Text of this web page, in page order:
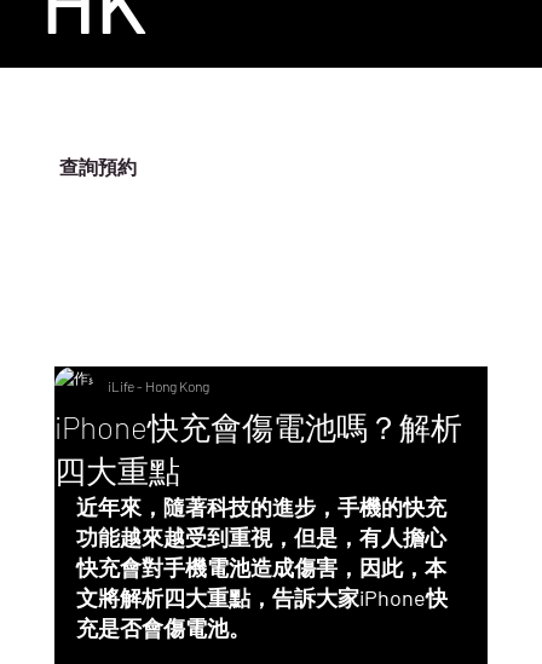
查詢預約
iPhone快充會傷電池嗎？解析
四大重點
iLife - Hong Kong
近年來，隨著科技的進步，手機的快充
功能越來越受到重視，但是，有人擔心
快充會對手機電池造成傷害，因此，本
文將解析四大重點，告訴大家iPhone快
充是否會傷電池。